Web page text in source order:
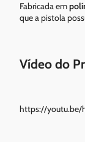
Fabricada em
que a pistola
Vídeo do
https://youtu.be/